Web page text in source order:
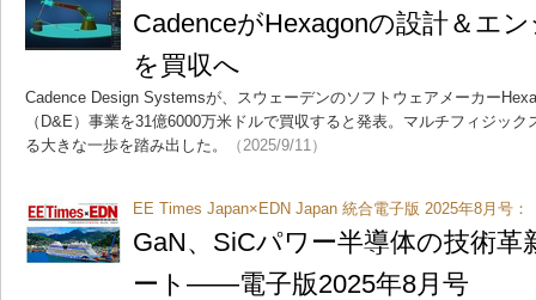
CadenceがHexagonの設計＆エ
を買収へ
Cadence Design Systemsが、スウェーデンのソフトウェアメーカー
（D&E）事業を31億6000万米ドルで買収すると発表。マルチフィジッ
る大きな一歩を踏み出した。
（2025/9/11）
EE Times Japan×EDN Japan 統合電子版 2025年8月号：
GaN、SiCパワー半導体の技術
ート――電子版2025年8月号